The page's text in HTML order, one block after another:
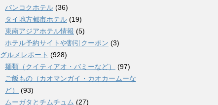
バンコクホテル (36)
タイ地方都市ホテル (19)
東南アジアホテル情報 (5)
ホテル予約サイトや割引クーポン (3)
グルメレポート (928)
麺類（クイティアオ・バミーなど）
(97)
ご飯もの（カオマンガイ・カオカームーな
ど）
(93)
ムーガタとチムチュム (27)